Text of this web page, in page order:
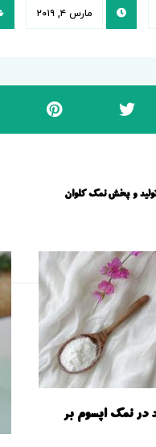
مارس ۴, ۲۰۱۹
تولید و پخش نمک کلوان
در نمک اپسوم بر